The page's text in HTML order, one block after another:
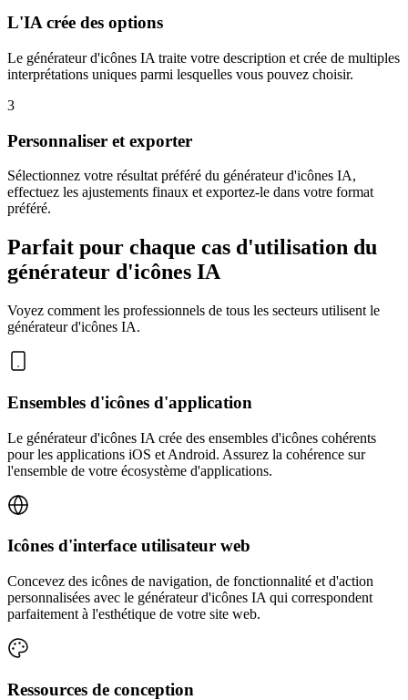
L'IA crée des options
Le générateur d'icônes IA traite votre description et crée de multiples
interprétations uniques parmi lesquelles vous pouvez choisir.
3
Personnaliser et exporter
Sélectionnez votre résultat préféré du générateur d'icônes IA,
effectuez les ajustements finaux et exportez-le dans votre format
préféré.
Parfait pour chaque cas d'utilisation du
générateur d'icônes IA
Voyez comment les professionnels de tous les secteurs utilisent le
générateur d'icônes IA.
Ensembles d'icônes d'application
Le générateur d'icônes IA crée des ensembles d'icônes cohérents
pour les applications iOS et Android. Assurez la cohérence sur
l'ensemble de votre écosystème d'applications.
Icônes d'interface utilisateur web
Concevez des icônes de navigation, de fonctionnalité et d'action
personnalisées avec le générateur d'icônes IA qui correspondent
parfaitement à l'esthétique de votre site web.
Ressources de conception